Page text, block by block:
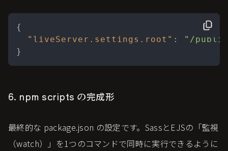
{
"liveServer.settings.root" :
"/
}
6. npm scripts の完成形
最終的な package.json の設定です。SassとEJSの「監視
（watch）」を1つのコマンドで同時に実行できるように